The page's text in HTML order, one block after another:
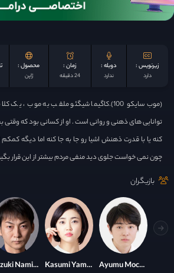
زیرنویس :
دارد
دوبله :
ندارد
زمان :
24 دقیقه
محصول :
ژاپن
(موب سایکو 100).کاگیما شیگئو ملقب به موب
توانایی های ذهنی و روانی است . او از کسانی بود که
کنه یا با قدرت ذهنش اشیا رو جا به جا کنه اما دیگه
چون نمی خواست جلوی دید منفی مردم بیشتر از این قرار
بازیگران
Ayumu Mochizuki
Kasumi Yamaya
Kazuki Namioka